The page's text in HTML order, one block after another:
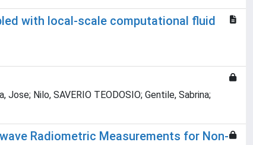
with local-scale computational fluid
Nilo, SAVERIO TEODOSIO; Gentile, Sabrina;
Radiometric Measurements for Non-